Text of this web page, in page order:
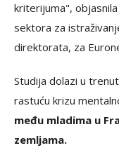
kriterijuma",
sektora za
direktorata, za
Studija dolazi u
rastuću krizu
među mladima u
zemljama.